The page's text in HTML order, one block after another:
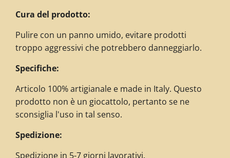
Cura del prodotto:
Pulire con un panno umido, evitare prodotti
troppo aggressivi che potrebbero danneggiarlo.
Specifiche:
Articolo 100% artigianale e made in Italy. Questo
prodotto non è un giocattolo, pertanto se ne
sconsiglia l'uso in tal senso.
Spedizione:
Spedizione in 5-7 giorni lavorativi.